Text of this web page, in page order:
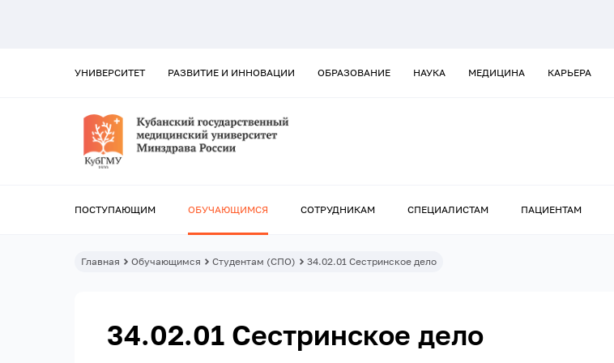
УНИВЕРСИТЕТ РАЗВИТИЕ И ИННОВАЦИИ ОБРАЗОВАНИЕ НАУКА МЕДИЦИНА КАРЬЕРА
ПОСТУПАЮЩИМ ОБУЧАЮЩИМСЯ СОТРУДНИКАМ СПЕЦИАЛИСТАМ ПАЦИЕНТАМ
Главная Обучающимся Студентам (СПО) 34.02.01 Сестринское дело
34.02.01 Сестринское дело